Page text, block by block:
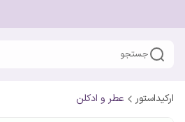
جستجو
ارکیداستور عطر و ادکلن